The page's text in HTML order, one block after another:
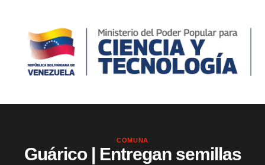
COMUNA
Guárico | Entregan semillas